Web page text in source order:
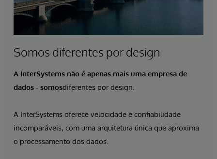
Somos diferentes por design
A InterSystems não é apenas mais uma empresa de
dados - somosdiferentes por design.
A InterSystems oferece velocidade e confiabilidade
incomparáveis, com uma arquitetura única que aproxima
o processamento dos dados.